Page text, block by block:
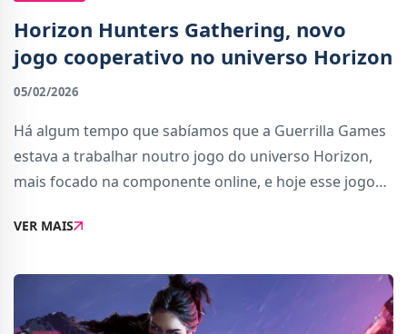
Horizon Hunters Gathering, novo
jogo cooperativo no universo Horizon
05/02/2026
Há algum tempo que sabíamos que a Guerrilla Games
estava a trabalhar noutro jogo do universo Horizon,
mais focado na componente online, e hoje esse jogo
promete ação cooperativa, uma proposta dif
VER MAIS